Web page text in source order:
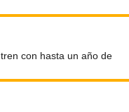
con hasta un año de